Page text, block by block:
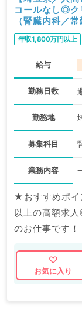
コールなし◎ク
（腎臓内科／常
年収1,800万円以上
給与
勤務日数
勤務地
募集科目
業務内容
★おすすめポ
以上の高額求
のお仕事です！ マイナビDOCTORでは病院やクリニッ
クなどの医療
企業系求人も
お気軽にお問
お気に入り